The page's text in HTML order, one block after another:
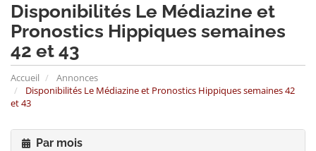
Disponibilités Le Médiazine et
Pronostics Hippiques semaines
42 et 43
Accueil
Annonces
Disponibilités Le Médiazine et Pronostics Hippiques semaines 42
et 43
Par mois